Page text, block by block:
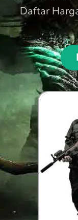
Daftar